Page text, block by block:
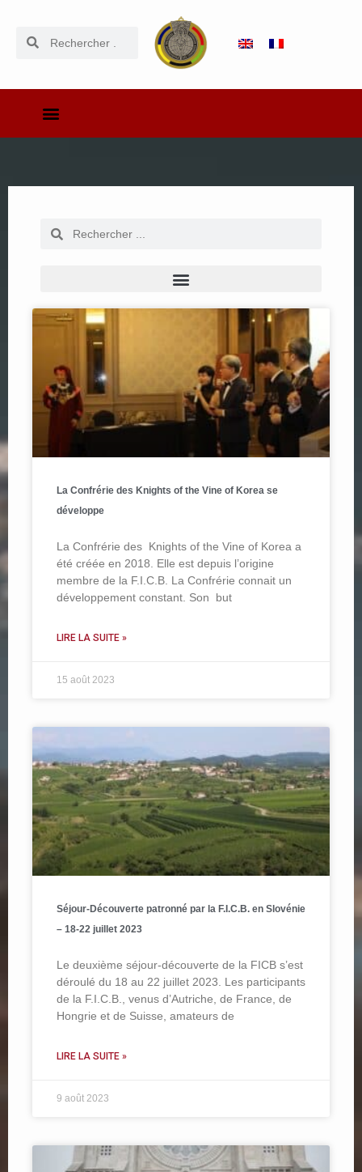
La Confrérie des Knights of the Vine of Korea se
développe
La Confrérie des Knights of the Vine of Korea a
été créée en 2018. Elle est depuis l’origine
membre de la F.I.C.B. La Confrérie connait un
développement constant. Son but
LIRE LA SUITE »
15 août 2023
Séjour-Découverte patronné par la F.I.C.B. en Slovénie
– 18-22 juillet 2023
Le deuxième séjour-découverte de la FICB s’est
déroulé du 18 au 22 juillet 2023. Les participants
de la F.I.C.B., venus d’Autriche, de France, de
Hongrie et de Suisse, amateurs de
LIRE LA SUITE »
9 août 2023